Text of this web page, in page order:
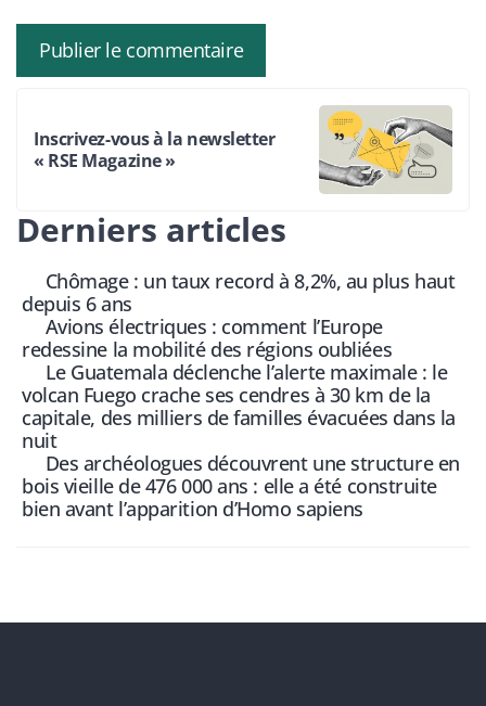
Inscrivez-vous à la newsletter
« RSE Magazine »
Derniers articles
Chômage : un taux record à 8,2%, au plus haut
depuis 6 ans
Avions électriques : comment l’Europe
redessine la mobilité des régions oubliées
Le Guatemala déclenche l’alerte maximale : le
volcan Fuego crache ses cendres à 30 km de la
capitale, des milliers de familles évacuées dans la
nuit
Des archéologues découvrent une structure en
bois vieille de 476 000 ans : elle a été construite
bien avant l’apparition d’Homo sapiens